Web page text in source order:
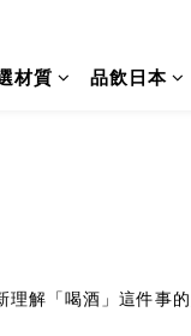
材質 品飲日本
解「喝酒」這件事